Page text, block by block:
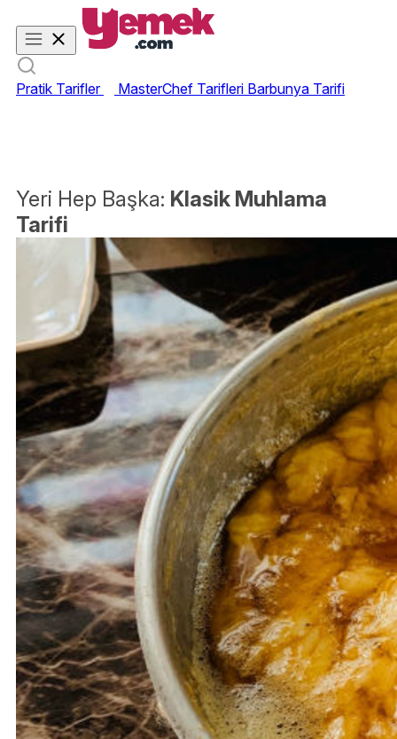
Pratik Tarifler MasterChef Tarifleri Barbunya Tarifi
Yeri Hep Başka: Klasik Muhlama
Tarifi